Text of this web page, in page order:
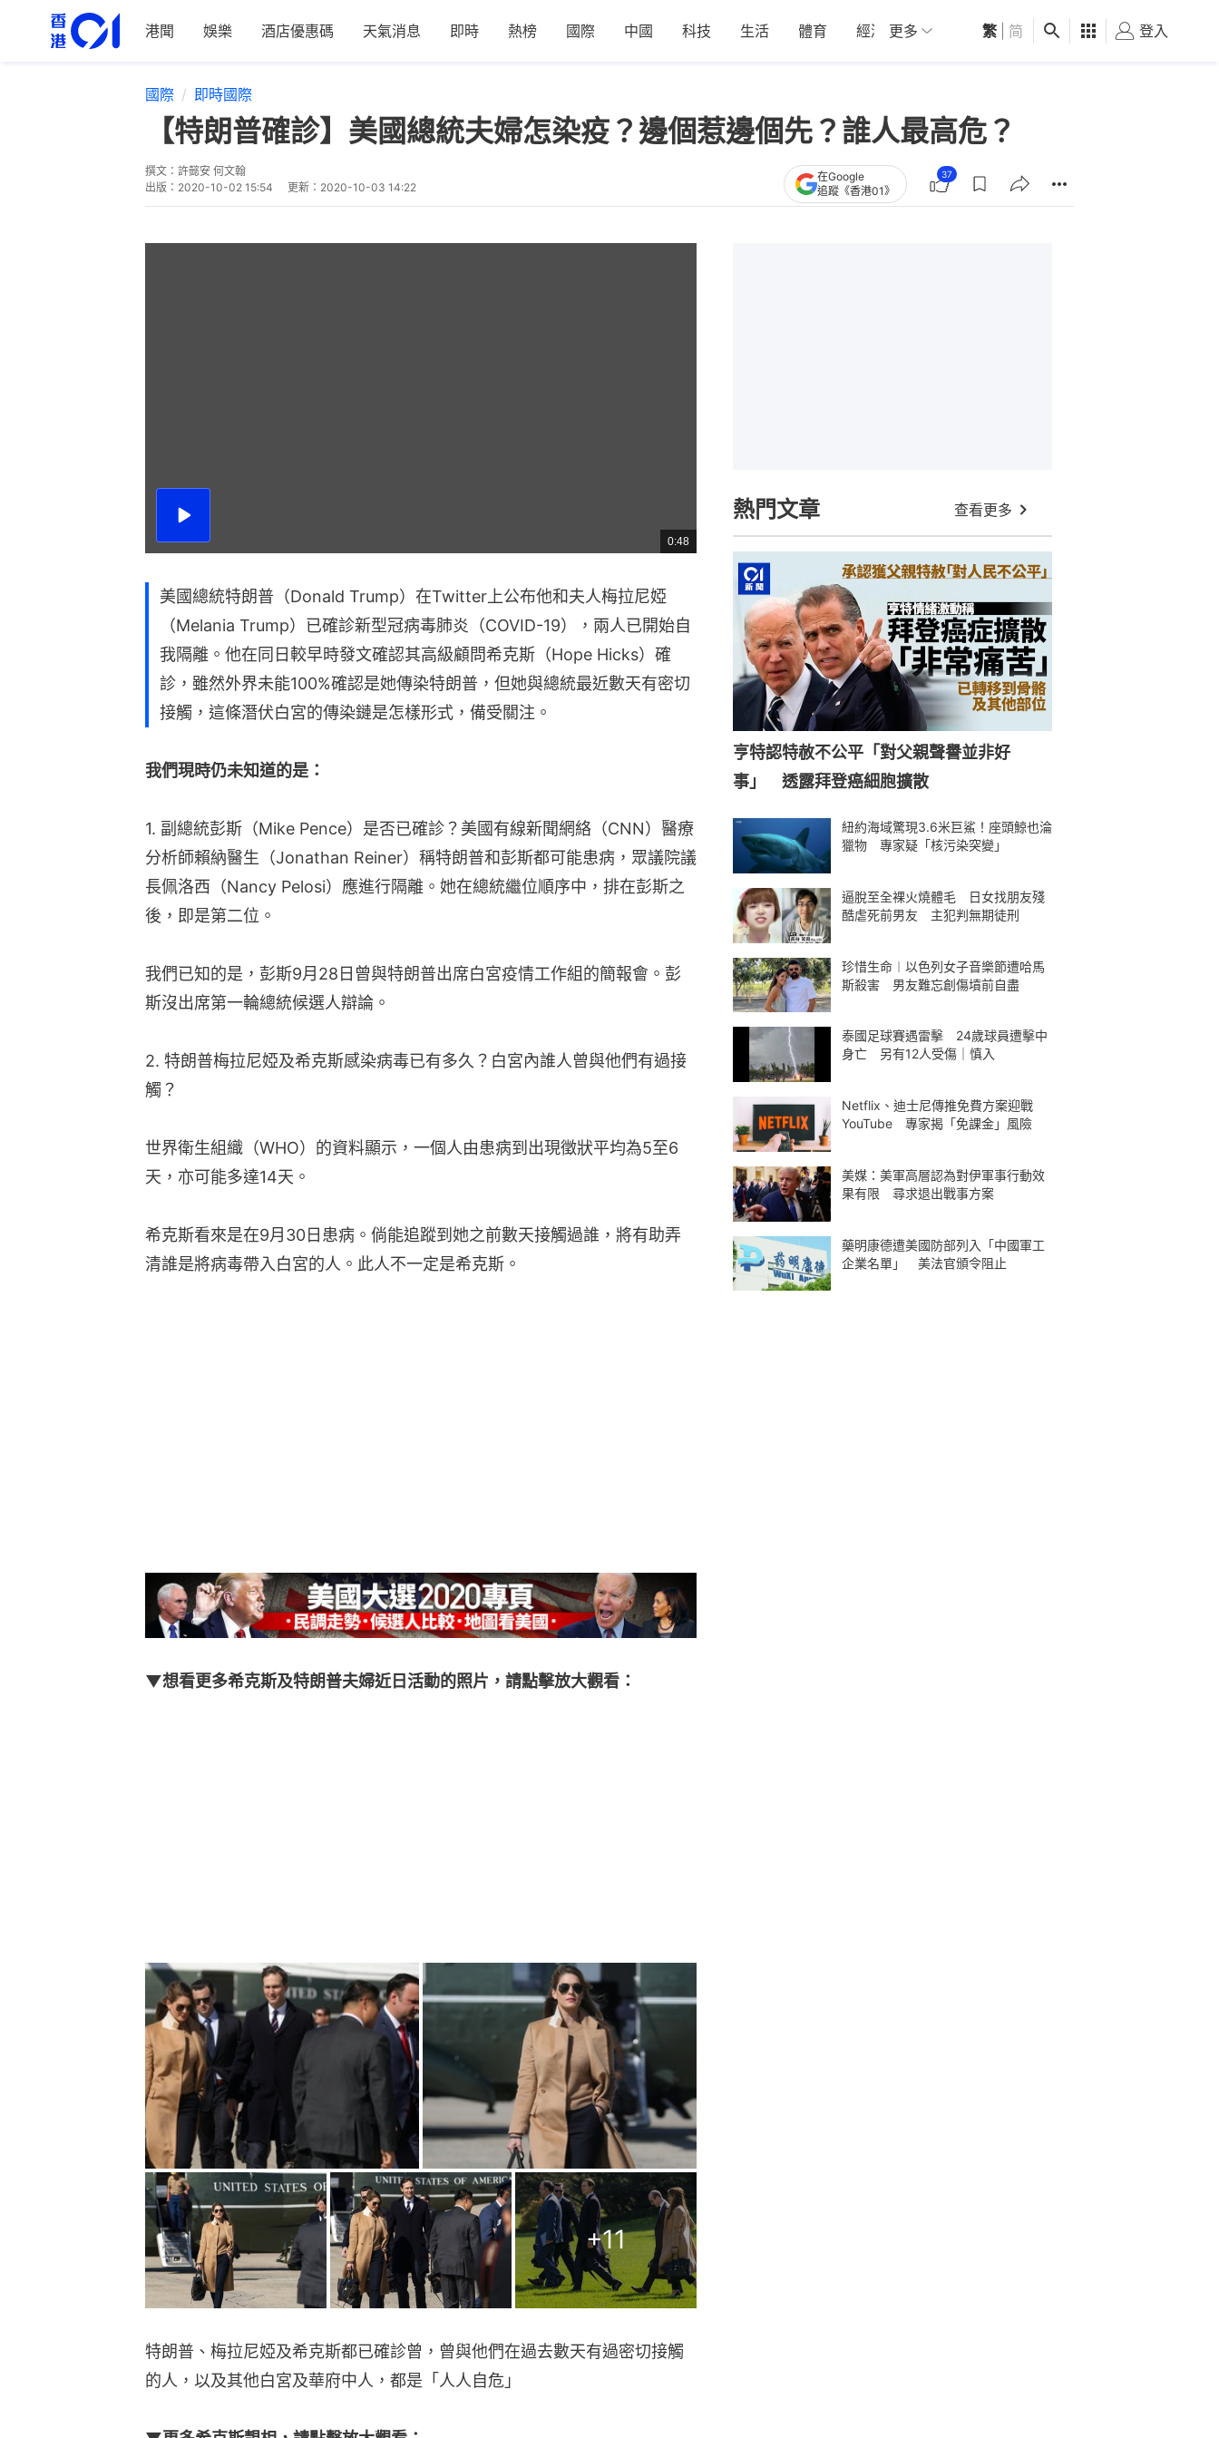
港聞 娛樂 酒店優惠碼 天氣消息 即時 熱榜 國際 中國 科技 生活 體育 經濟 01深圳 觀點 健康 好食玩飛
更多 繁 简 登入
國際 即時國際
【特朗普確診】美國總統夫婦怎染疫？邊個惹邊個先？誰人最高危？
撰文： 許懿安 何文翰
出版： 2020-10-02 15:54 更新： 2020-10-03 14:22
在Google
追蹤《香港01》
37
播
總
共
0:48
美國總統特朗普（Donald Trump）在Twitter上公布他和夫人梅拉尼婭
（Melania Trump）已確診新型冠病毒肺炎（COVID-19），兩人已開始自
我隔離。他在同日較早時發文確認其高級顧問希克斯（Hope Hicks）確
診，雖然外界未能100%確認是她傳染特朗普，但她與總統最近數天有密切
接觸，這條潛伏白宮的傳染鏈是怎樣形式，備受關注。
我們現時仍未知道的是：
1. 副總統彭斯（Mike Pence）是否已確診？美國有線新聞網絡（CNN）醫療
分析師賴納醫生（Jonathan Reiner）稱特朗普和彭斯都可能患病，眾議院議
長佩洛西（Nancy Pelosi）應進行隔離。她在總統繼位順序中，排在彭斯之
後，即是第二位。
我們已知的是，彭斯9月28日曾與特朗普出席白宮疫情工作組的簡報會。彭
斯沒出席第一輪總統候選人辯論。
2. 特朗普梅拉尼婭及希克斯感染病毒已有多久？白宮內誰人曾與他們有過接
觸？
世界衛生組織（WHO）的資料顯示，一個人由患病到出現徵狀平均為5至6
天，亦可能多達14天。
希克斯看來是在9月30日患病。倘能追蹤到她之前數天接觸過誰，將有助弄
清誰是將病毒帶入白宮的人。此人不一定是希克斯。
▼想看更多希克斯及特朗普夫婦近日活動的照片，請點擊放大觀看：
+11
特朗普、梅拉尼婭及希克斯都已確診曾，曾與他們在過去數天有過密切接觸
的人，以及其他白宮及華府中人，都是「人人自危」
熱門文章 查看更多
亨特認特赦不公平「對父親聲譽並非好
事」 透露拜登癌細胞擴散
紐約海域驚現3.6米巨鯊！座頭鯨也淪
獵物 專家疑「核污染突變」
逼脫至全裸火燒體毛 日女找朋友殘
酷虐死前男友 主犯判無期徒刑
珍惜生命︱以色列女子音樂節遭哈馬
斯殺害 男友難忘創傷墳前自盡
泰國足球賽遇雷擊 24歲球員遭擊中
身亡 另有12人受傷｜慎入
Netflix、迪士尼傳推免費方案迎戰
YouTube 專家揭「免課金」風險
美媒：美軍高層認為對伊軍事行動效
果有限 尋求退出戰事方案
藥明康德遭美國防部列入「中國軍工
企業名單」 美法官頒令阻止